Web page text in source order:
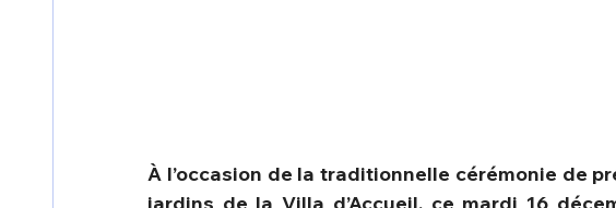
À l’occasion de la traditionnelle cérémonie de
jardins de la Villa d’Accueil, ce mardi 16